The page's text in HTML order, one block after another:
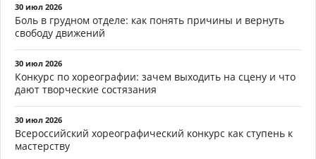
30 июл 2026
Боль в грудном отделе: как понять причины и вернуть
свободу движений
30 июл 2026
Конкурс по хореографии: зачем выходить на сцену и что
дают творческие состязания
30 июл 2026
Всероссийский хореографический конкурс как ступень к
мастерству